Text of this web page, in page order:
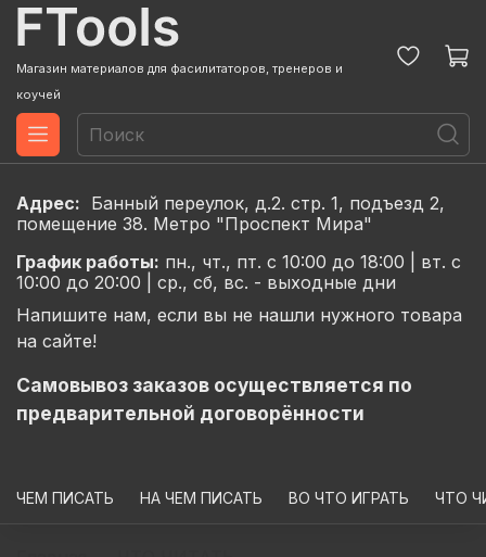
Магазин материалов для фасилитаторов, тренеров и
коучей
Адрес: Банный переулок, д.2. стр. 1, подъезд 2,
помещение 38. Метро "Проспект Мира"
График работы: пн., чт., пт. с 10:00 до 18:00 | вт. с
10:00 до 20:00 | ср., сб, вс. - выходные дни
Напишите нам, если вы не нашли нужного товара
на сайте!
Самовывоз заказов осуществляется по
предварительной договорённости
ЧЕМ ПИСАТЬ НА ЧЕМ ПИСАТЬ ВО ЧТО ИГРАТЬ ЧТО